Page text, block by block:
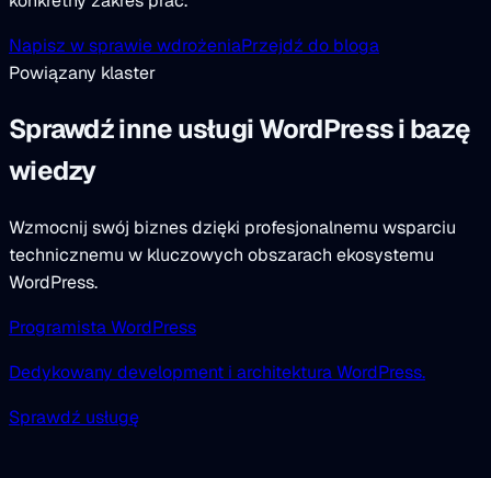
Napisz w sprawie wdrożeniaPrzejdź do bloga
Powiązany klaster
Sprawdź inne usługi WordPress i bazę
wiedzy
Wzmocnij swój biznes dzięki profesjonalnemu wsparciu
technicznemu w kluczowych obszarach ekosystemu
WordPress.
Programista WordPress
Dedykowany development i architektura WordPress.
Sprawdź usługę